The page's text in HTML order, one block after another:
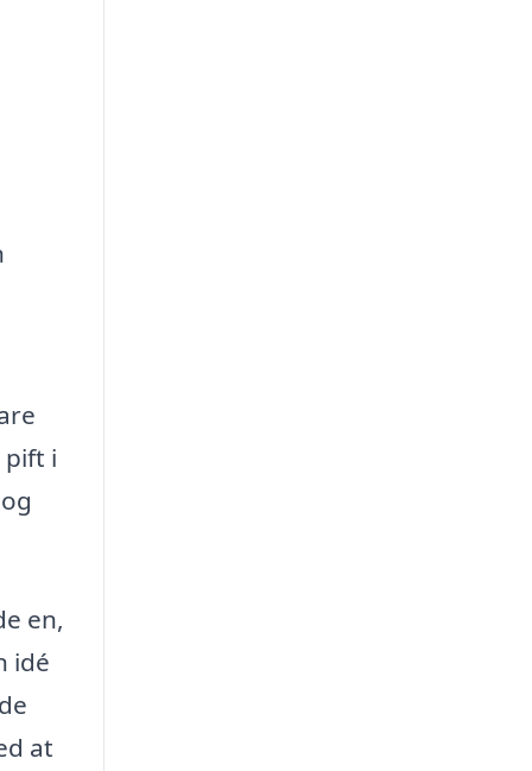
i
en,
idé
at